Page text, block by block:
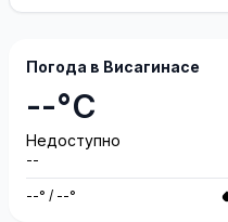
Погода в Висагинасе
--°C
Недоступно
--
--° / --°